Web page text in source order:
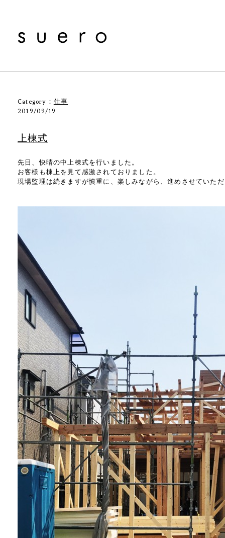
Category： 仕事
2019/09/19
上棟式
先日、快晴の中上棟式を行いました。
お客様も棟上を見て感激されておりました。
現場監理は続きますが慎重に、楽しみながら、進めさせていた